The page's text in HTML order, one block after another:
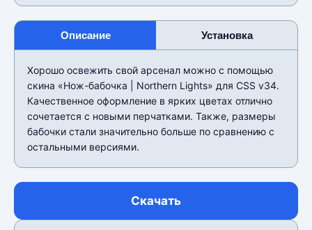
Описание Установка
Хорошо освежить свой арсенал можно с помощью
скина «Нож-бабочка | Northern Lights» для CSS v34.
Качественное оформление в ярких цветах отлично
сочетается с новыми перчатками. Также, размеры
бабочки стали значительно больше по сравнению с
остальными версиями.
Скачать